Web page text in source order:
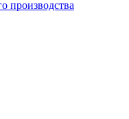
производства